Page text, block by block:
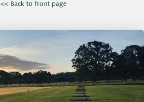
<< Back to front page